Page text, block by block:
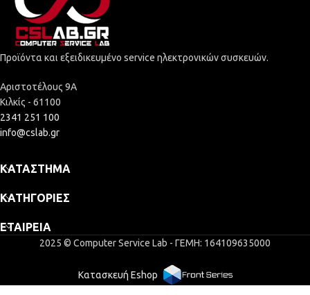
Προϊόντα και εξειδικευμένο service ηλεκτρονικών συσκευών.
Αριστοτέλους 9Α
Κιλκίς - 61100
2341 251 100
info@cslab.gr
ΚΑΤΆΣΤΗΜΑ
ΚΑΤΗΓΟΡΊΕΣ
ΕΤΑΙΡΕΊΑ
2025 © Computer Service Lab - ΓΕΜΗ: 164109635000
Κατασκευή Eshop
MONITOR